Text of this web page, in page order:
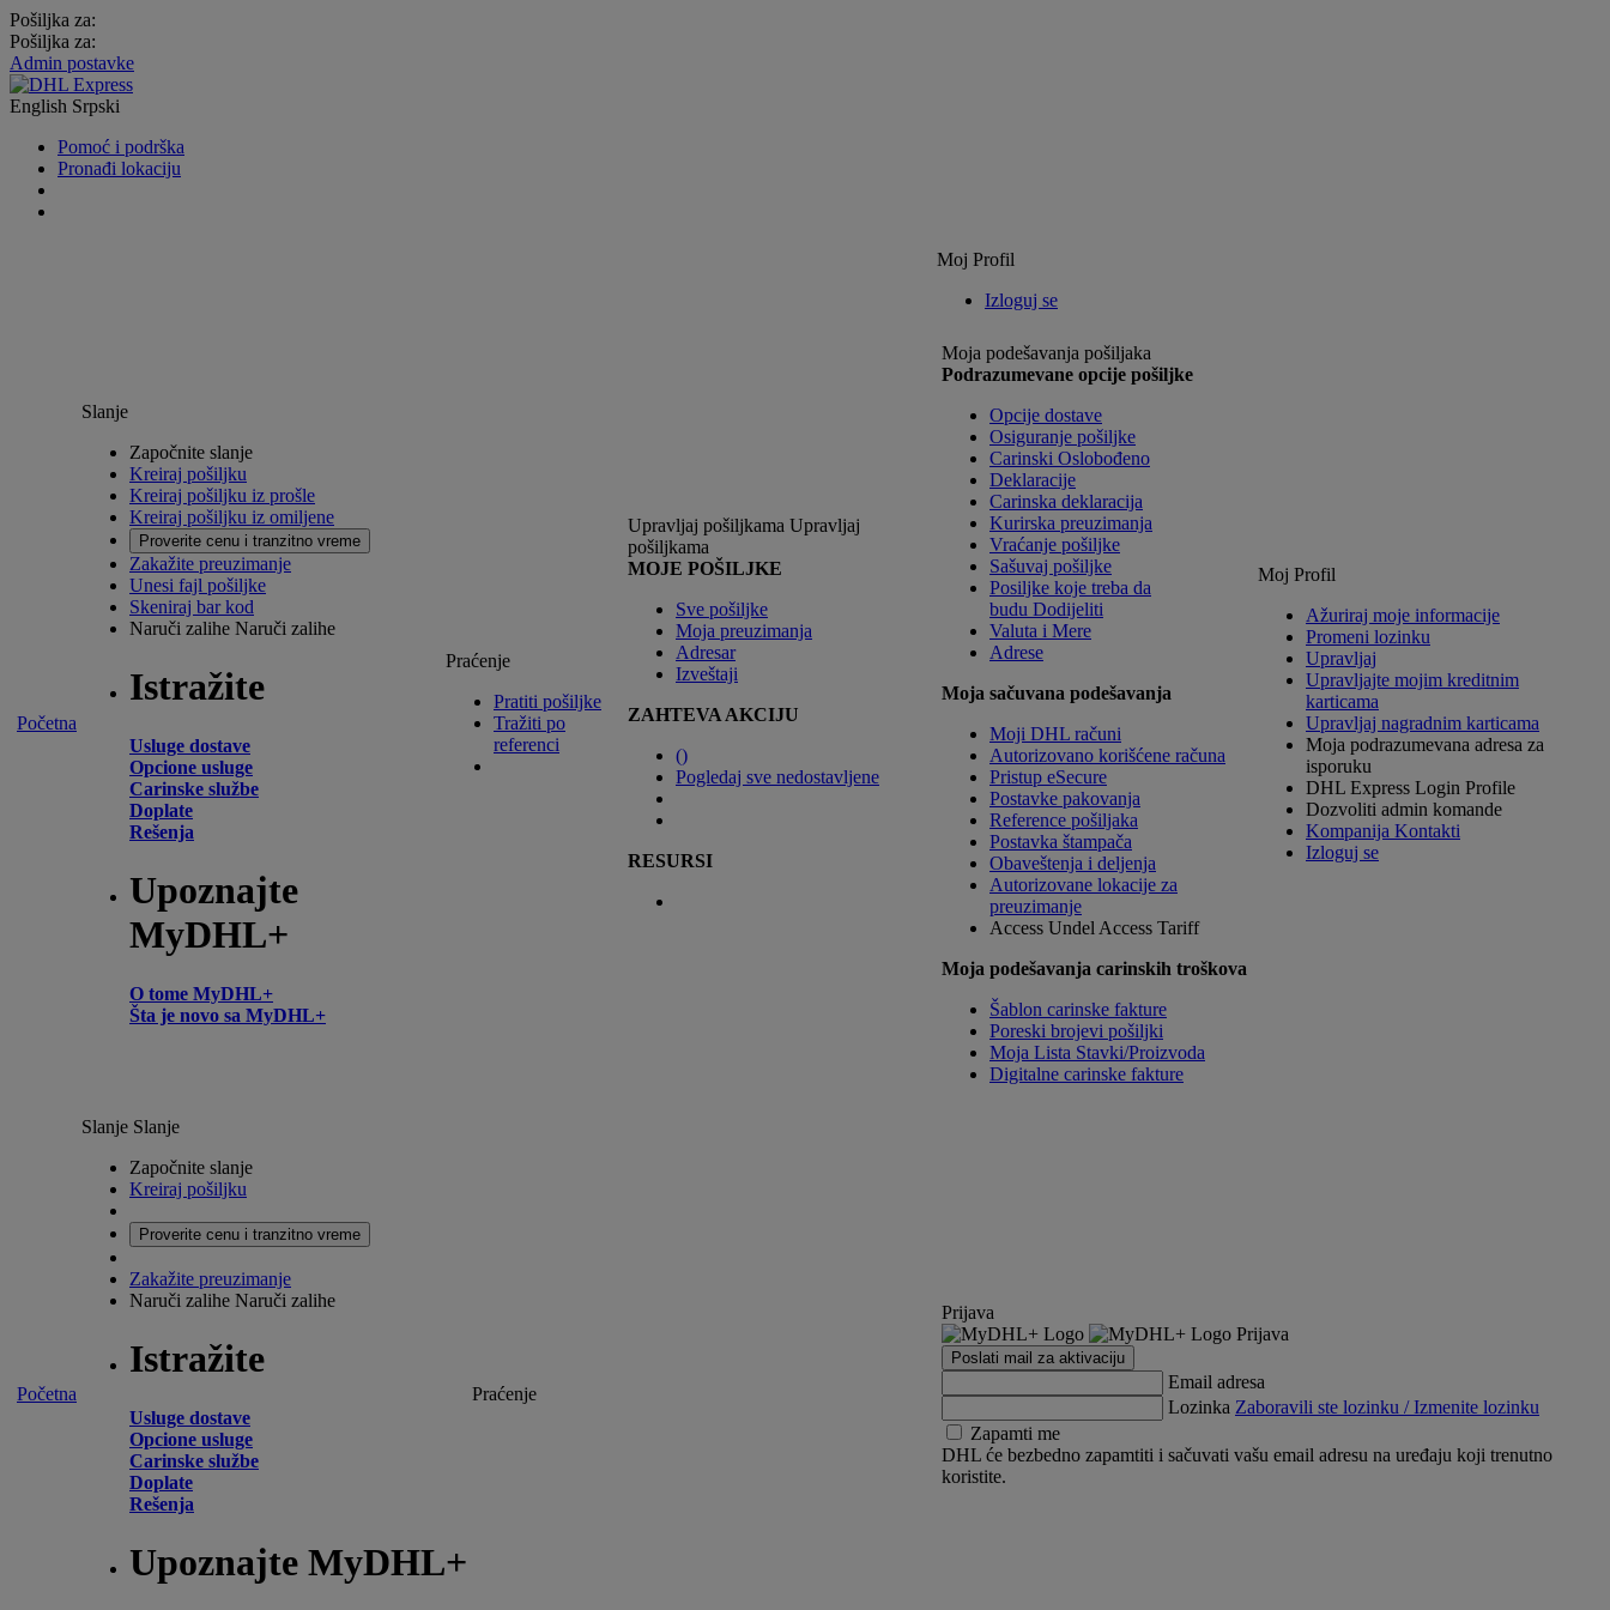
Pošiljka za:
Pošiljka za:
Admin postavke
English Srpski
Pomoć i podrška
Pronađi lokaciju
Moj Profil
Izloguj se
Početna
Slanje
Započnite slanje
Kreiraj pošiljku
Kreiraj pošiljku iz prošle
Kreiraj pošiljku iz omiljene
Proverite cenu i tranzitno vreme
Zakažite preuzimanje
Unesi fajl pošiljke
Skeniraj bar kod
Naruči zalihe Naruči zalihe
Istražite
Usluge dostave
Opcione usluge
Carinske službe
Doplate
Rešenja
Upoznajte
MyDHL+
O tome MyDHL+
Šta je novo sa MyDHL+
Praćenje
Pratiti pošiljke
Tražiti po
referenci
Upravljaj pošiljkama Upravljaj
pošiljkama
MOJE POŠILJKE
Sve pošiljke
Moja preuzimanja
Adresar
Izveštaji
ZAHTEVA AKCIJU
()
Pogledaj sve nedostavljene
RESURSI
Moja podešavanja pošiljaka
Podrazumevane opcije pošiljke
Opcije dostave
Osiguranje pošiljke
Carinski Oslobođeno
Deklaracije
Carinska deklaracija
Kurirska preuzimanja
Vraćanje pošiljke
Sašuvaj pošiljke
Posiljke koje treba da
budu Dodijeliti
Valuta i Mere
Adrese
Moja sačuvana podešavanja
Moji DHL računi
Autorizovano korišćene računa
Pristup eSecure
Postavke pakovanja
Reference pošiljaka
Postavka štampača
Obaveštenja i deljenja
Autorizovane lokacije za
preuzimanje
Access Undel Access Tariff
Moja podešavanja carinskih troškova
Šablon carinske fakture
Poreski brojevi pošiljki
Moja Lista Stavki/Proizvoda
Digitalne carinske fakture
Moj Profil
Ažuriraj moje informacije
Promeni lozinku
Upravljaj
Upravljajte mojim kreditnim
karticama
Upravljaj nagradnim karticama
Moja podrazumevana adresa za
isporuku
DHL Express Login Profile
Dozvoliti admin komande
Kompanija Kontakti
Izloguj se
Početna
Slanje Slanje
Započnite slanje
Kreiraj pošiljku
Proverite cenu i tranzitno vreme
Zakažite preuzimanje
Naruči zalihe Naruči zalihe
Istražite
Usluge dostave
Opcione usluge
Carinske službe
Doplate
Rešenja
Upoznajte MyDHL+
Praćenje
Prijava
Prijava
Poslati mail za aktivaciju
Email adresa
Lozinka Zaboravili ste lozinku / Izmenite lozinku
Zapamti me
DHL će bezbedno zapamtiti i sačuvati vašu email adresu na uređaju koji trenutno
koristite.